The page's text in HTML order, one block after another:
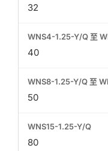
32
40
50
80